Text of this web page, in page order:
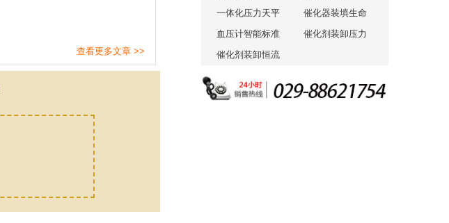
查看更多文章 >>
双金属温度计
度计（轴向型）
一体化压力天平
催化器装填生命
维持系统
血压计智能标准
器
催化剂装卸压力
催化剂装卸恒流